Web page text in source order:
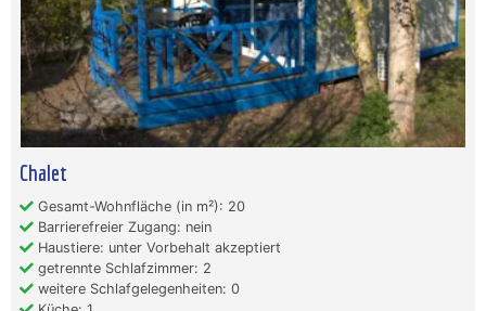
Chalet
Gesamt-Wohnfläche (in m²): 20
Barrierefreier Zugang: nein
Haustiere: unter Vorbehalt akzeptiert
getrennte Schlafzimmer: 2
weitere Schlafgelegenheiten: 0